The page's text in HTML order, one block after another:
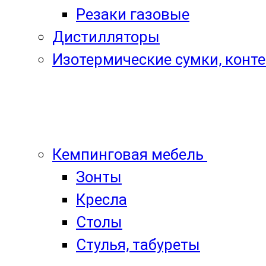
Резаки газовые
Дистилляторы
Изотермические сумки,
Кемпинговая мебель
Зонты
Кресла
Столы
Стулья, табуреты